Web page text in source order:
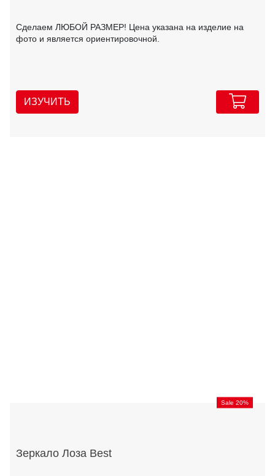
Сделаем ЛЮБОЙ РАЗМЕР! Цена указана на изделие на
фото и является ориентировочной.
ИЗУЧИТЬ
Sale 20%
Зеркало Лоза Best